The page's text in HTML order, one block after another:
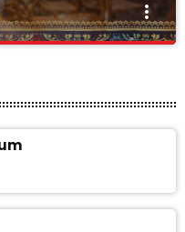
more_vert
od 12:00 do 17:00. Piotr
gwiazdami, konkursy i